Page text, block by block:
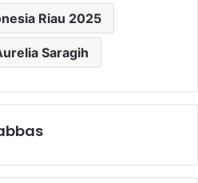
Riau 2025
Saragih